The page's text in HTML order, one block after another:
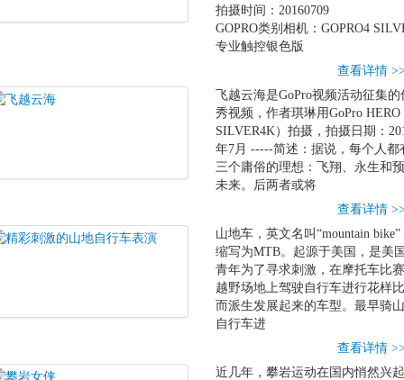
拍摄时间：20160709
GOPRO类别相机：GOPRO4
专业触控银色版
查看详情
飞越云海是GoPro视频活动征集的
秀视频，作者琪琳用GoPro HERO
SILVER4K）拍摄，拍摄日期：
年7月 -----简述：据说，每个人都
三个庸俗的理想：飞翔、永生和
未来。后两者或将
查看详情
山地车，英文名叫“mountain bike”
缩写为MTB。起源于美国，是美
青年为了寻求刺激，在摩托车比
越野场地上驾驶自行车进行花样
而派生发展起来的车型。最早骑
自行车进
查看详情
近几年，攀岩运动在国内悄然兴